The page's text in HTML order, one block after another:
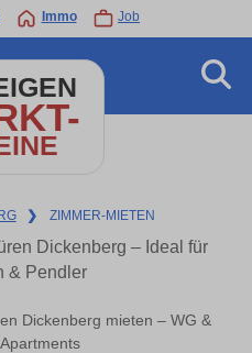
Immo Job
❯ ZIMMER-MIETEN
Dickenberg – Ideal für
& Pendler
Dickenberg mieten – WG &